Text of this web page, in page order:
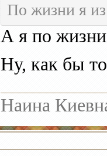
По жизни я
А я по
Ну, как бы
Наина